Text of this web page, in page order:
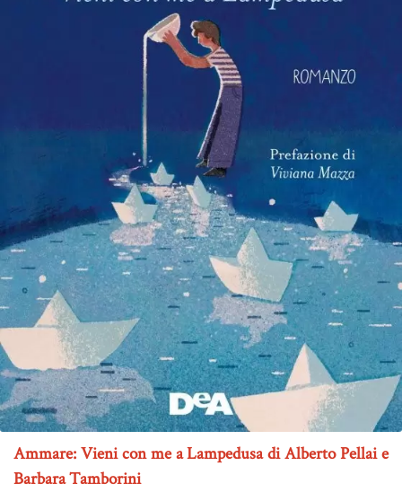
Ammare: Vieni con me a Lampedusa di Alberto Pellai e
Barbara Tamborini